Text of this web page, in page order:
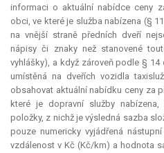
informaci o aktuální nabídce ceny
obci, ve které je služba nabízena (§
na vnější straně předních dveří
nápisy či znaky než stanovené
vyhlášky), a když zároveň podle §
umístěná na dveřích vozidla
obsahovat aktuální nabídku ceny za
které je dopravní služby
položky, z nichž je výsledná sazba
pouze numericky vyjádřená
vzdálenost v Kč (Kč/km) a hodnota